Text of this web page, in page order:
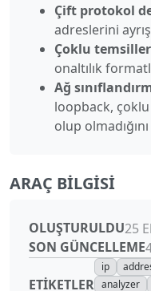
Çift protokol
adreslerini
Çoklu temsiller
onaltılık
Ağ
loopback, çoklu
olup
ARAÇ BILGISI
OLUŞTURULDU25
SON GÜNCELLEME
ETIKETLER
ip
analyzer